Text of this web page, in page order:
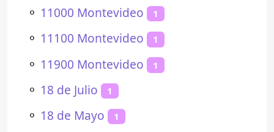
⚬ 11000 Montevideo 1
⚬ 11100 Montevideo 1
⚬ 11900 Montevideo 1
⚬ 18 de Julio 1
⚬ 18 de Mayo 1